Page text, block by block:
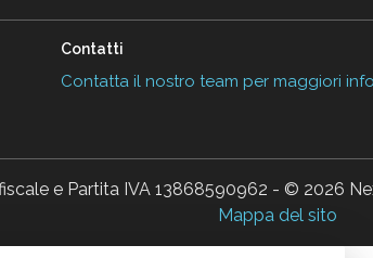
Contatti
Contatta il nostro team per maggiori
e Partita IVA 13868590962 - © 2026
Mappa del sito